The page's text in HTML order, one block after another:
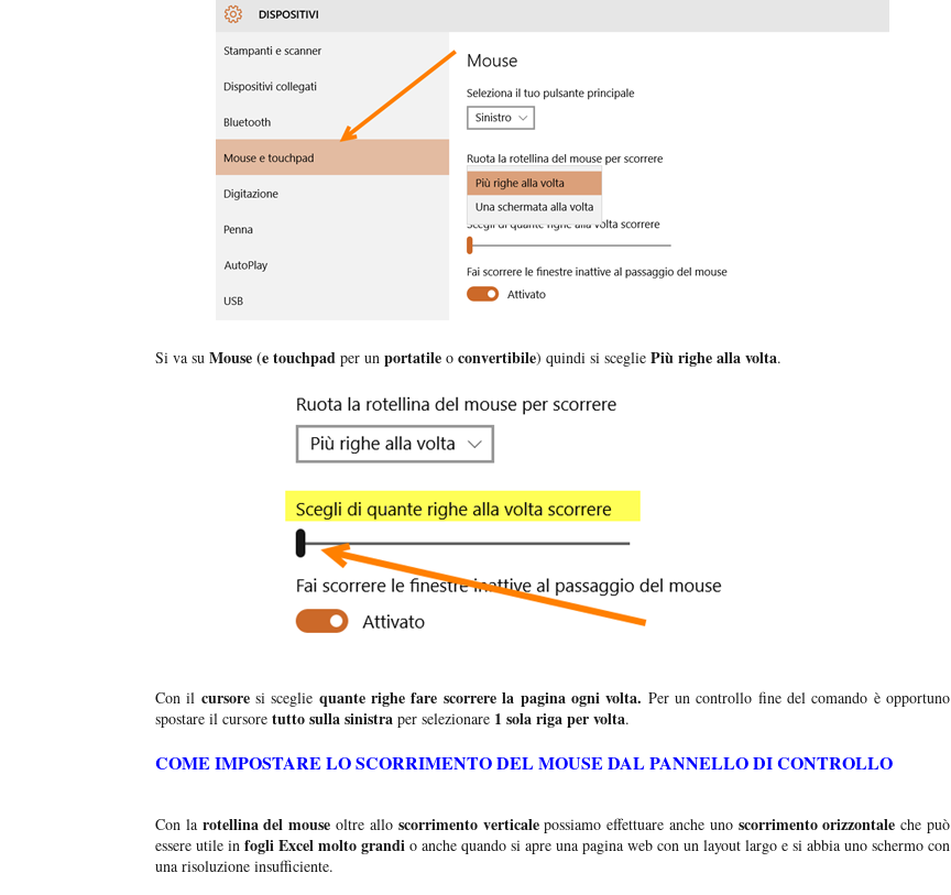
Si va su Mouse (e touchpad per un portatile o convertibile) quindi si sceglie Più righe alla volta.
Con il cursoresi sceglie quante righe fare scorrere la pagina ogni volta. Per un controllo fine del comando è opportuno
spostare il cursore tutto sulla sinistra per selezionare 1 sola riga per volta.
COME IMPOSTARE LO SCORRIMENTO DEL MOUSE DAL PANNELLO DI CONTROLLO
Con larotellina del mouse oltre alloscorrimento verticalepossiamo effettuare anche uno scorrimento orizzontale che può
essere utile in fogli Excel molto grandi o anche quando si apre una pagina web con un layout largo e si abbia uno schermo con
una risoluzione insufficiente.